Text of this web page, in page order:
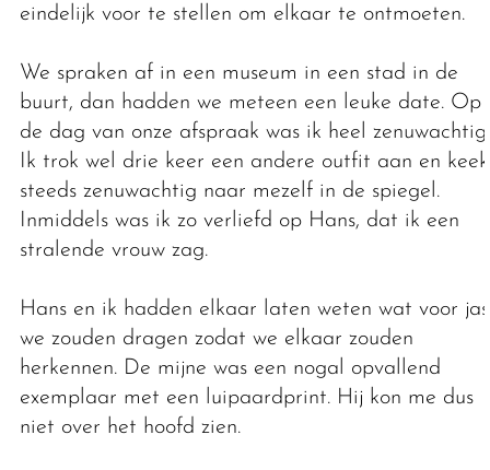
eindelijk voor te stellen om elkaar te ontmoeten.
We spraken af in een museum in een stad in de
buurt, dan hadden we meteen een leuke date. Op
de dag van onze afspraak was ik heel zenuwachtig.
Ik trok wel drie keer een andere outfit aan en keek
steeds zenuwachtig naar mezelf in de spiegel.
Inmiddels was ik zo verliefd op Hans, dat ik een
stralende vrouw zag.
Hans en ik hadden elkaar laten weten wat voor jas
we zouden dragen zodat we elkaar zouden
herkennen. De mijne was een nogal opvallend
exemplaar met een luipaardprint. Hij kon me dus
niet over het hoofd zien.